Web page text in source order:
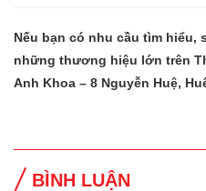
Nếu bạn có nhu cầu tìm hiểu,
những thương hiệu lớn trên
Anh Khoa – 8 Nguyễn Huệ,
BÌNH LUẬN